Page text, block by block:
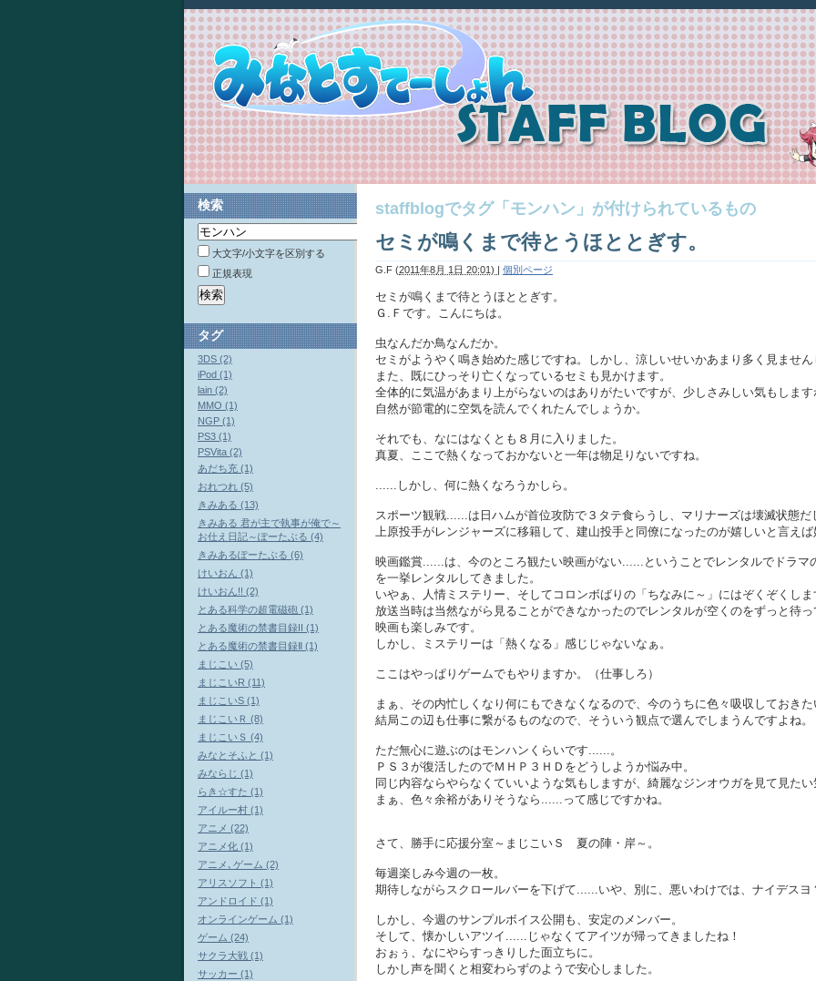
staffblogでタグ「モンハン」が付けられているもの
セミが鳴くまで待とうほととぎす。
G.F (2011年8月 1日 20:01) | 個別ページ
セミが鳴くまで待とうほととぎす。
Ｇ.Ｆです。こんにちは。
虫なんだか鳥なんだか。
セミがようやく鳴き始めた感じですね。しかし、涼しいせいかあまり多く見ません
また、既にひっそり亡くなっているセミも見かけます。
全体的に気温があまり上がらないのはありがたいですが、少しさみしい気もします
自然が節電的に空気を読んでくれたんでしょうか。
それでも、なにはなくとも８月に入りました。
真夏、ここで熱くなっておかないと一年は物足りないですね。
......しかし、何に熱くなろうかしら。
スポーツ観戦......は日ハムが首位攻防で３タテ食らうし、マリナーズは壊滅状態だ
上原投手がレンジャーズに移籍して、建山投手と同僚になったのが嬉しいと言え
映画鑑賞......は、今のところ観たい映画がない......ということでレンタルでドラマ
を一挙レンタルしてきました。
いやぁ、人情ミステリー、そしてコロンボばりの「ちなみに～」にはぞくぞくし
放送当時は当然ながら見ることができなかったのでレンタルが空くのをずっと待
映画も楽しみです。
しかし、ミステリーは「熱くなる」感じじゃないなぁ。
ここはやっぱりゲームでもやりますか。（仕事しろ）
まぁ、その内忙しくなり何にもできなくなるので、今のうちに色々吸収しておき
結局この辺も仕事に繋がるものなので、そういう観点で選んでしまうんですよね。
ただ無心に遊ぶのはモンハンくらいです......。
ＰＳ３が復活したのでＭＨＰ３ＨＤをどうしようか悩み中。
同じ内容ならやらなくていいような気もしますが、綺麗なジンオウガを見て見た
まぁ、色々余裕がありそうなら......って感じですかね。
さて、勝手に応援分室～まじこいＳ 夏の陣・岸～。
毎週楽しみ今週の一枚。
期待しながらスクロールバーを下げて......いや、別に、悪いわけでは、ナイデスヨ
しかし、今週のサンプルボイス公開も、安定のメンバー。
そして、懐かしいアツイ......じゃなくてアイツが帰ってきましたね！
おぉぅ、なにやらすっきりした面立ちに。
しかし声を聞くと相変わらずのようで安心しました。
検索
大文字/小文字を区別する
正規表現
タグ
3DS (2)
iPod (1)
lain (2)
MMO (1)
NGP (1)
PS3 (1)
PSVita (2)
あだち充 (1)
おれつれ (5)
きみある (13)
きみある 君が主で執事が俺で～
お仕え日記～ぽーたぶる (4)
きみあるぽーたぶる (6)
けいおん (1)
けいおん!! (2)
とある科学の超電磁砲 (1)
とある魔術の禁書目録II (1)
とある魔術の禁書目録Ⅱ (1)
まじこい (5)
まじこいR (11)
まじこいS (1)
まじこいＲ (8)
まじこいＳ (4)
みなとそふと (1)
みならじ (1)
らき☆すた (1)
アイルー村 (1)
アニメ (22)
アニメ化 (1)
アニメ､ゲーム (2)
アリスソフト (1)
アンドロイド (1)
オンラインゲーム (1)
ゲーム (24)
サクラ大戦 (1)
サッカー (1)